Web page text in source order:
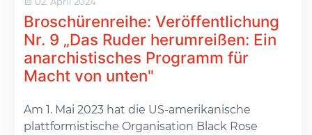
Broschürenreihe: Veröffentlichung
Nr. 9 „Das Ruder herumreißen: Ein
anarchistisches Programm für
Macht von unten"
Am 1. Mai 2023 hat die US-amerikanische
plattformistische Organisation Black Rose